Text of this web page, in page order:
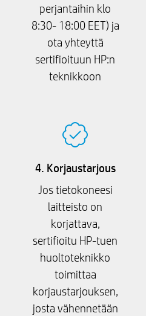
perjantaihin klo
8:30- 18:00 EET) ja
ota yhteyttä
sertifioituun HP:n
teknikkoon
4. Korjaustarjous
Jos tietokoneesi
laitteisto on
korjattava,
sertifioitu HP-tuen
huoltoteknikko
toimittaa
korjaustarjouksen,
josta vähennetään